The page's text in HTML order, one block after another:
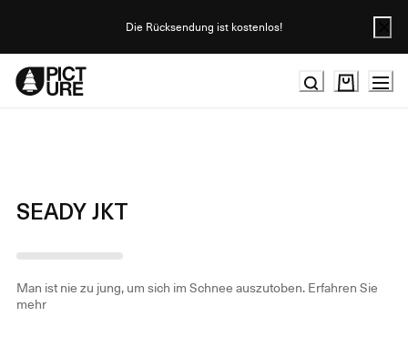
Die Rücksendung ist kostenlos!
SEADY JKT
Man ist nie zu jung, um sich im Schnee auszutoben.Erfahren Sie
mehr